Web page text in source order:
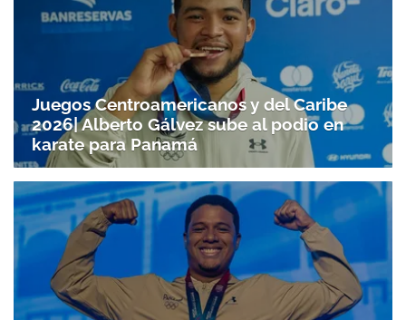
Juegos Centroamericanos y del Caribe
2026| Alberto Gálvez sube al podio en
karate para Panamá